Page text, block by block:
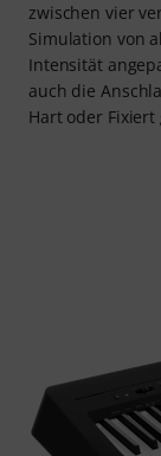
zwischen vier
Simulation von
Intensität
auch die
Hart oder